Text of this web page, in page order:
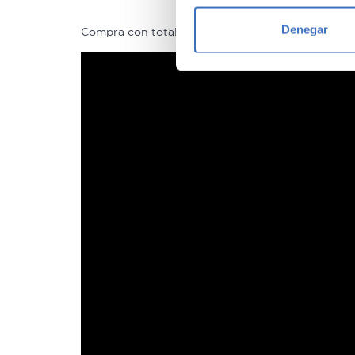
Obtenga más información
Denegar
Compra con total tranquilidad, sólo 1 de cada 4